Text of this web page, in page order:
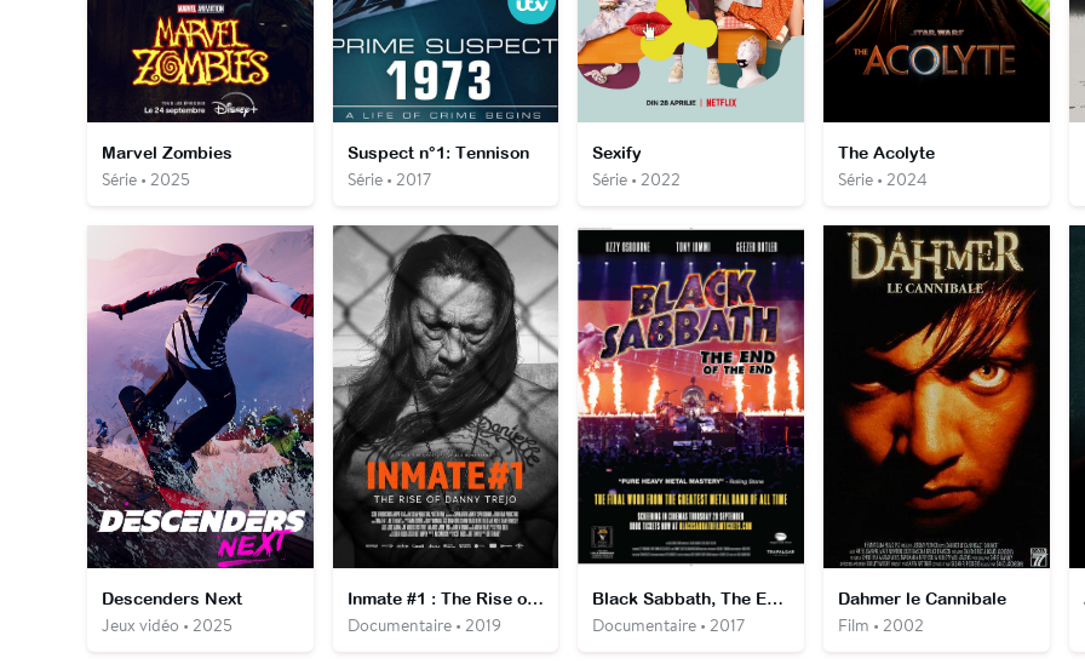
Marvel Zombies
Série • 2025
Suspect n°1: Tennison
Série • 2017
Sexify
Série • 2022
The Acolyte
Série • 2024
Descenders Next
Jeux vidéo • 2025
Inmate #1 : The Rise of Danny Trejo
Documentaire • 2019
Black Sabbath, The End of the End
Documentaire • 2017
Dahmer le Cannibale
Film • 2002